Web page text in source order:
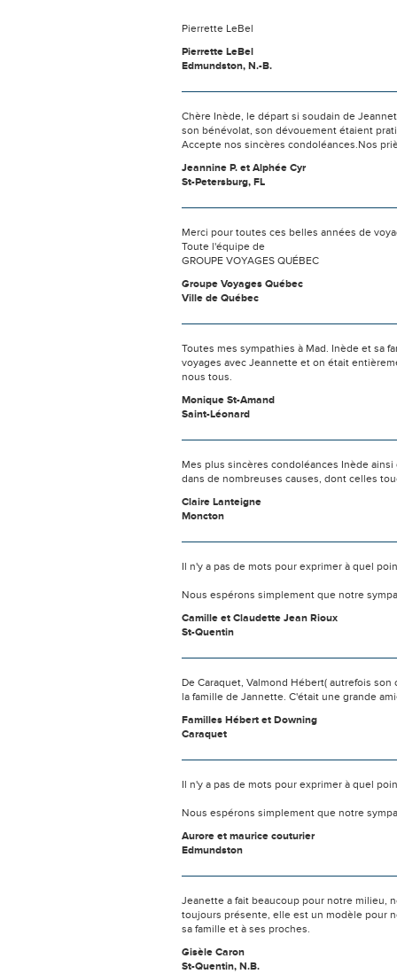
Pierrette LeBel
Pierrette LeBel
Edmundston, N.-B.
Chère Inède, le départ si soudain de
son bénévolat, son dévouement étaient
Accepte nos sincères condoléances.Nos
Jeannine P. et Alphée Cyr
St-Petersburg, FL
Merci pour toutes ces belles années de
Toute l'équipe de
GROUPE VOYAGES QUÉBEC
Groupe Voyages Québec
Ville de Québec
Toutes mes sympathies à Mad. Inède et sa
voyages avec Jeannette et on était
nous tous.
Monique St-Amand
Saint-Léonard
Mes plus sincères condoléances Inède
dans de nombreuses causes, dont celles
Claire Lanteigne
Moncton
Il n'y a pas de mots pour exprimer à quel
Nous espérons simplement que notre
Camille et Claudette Jean Rioux
St-Quentin
De Caraquet, Valmond Hébert( autrefois
la famille de Jannette. C'était une grande
Familles Hébert et Downing
Caraquet
Il n'y a pas de mots pour exprimer à quel
Nous espérons simplement que notre
Aurore et maurice couturier
Edmundston
Jeanette a fait beaucoup pour notre milieu,
toujours présente, elle est un modèle pour
sa famille et à ses proches.
Gisèle Caron
St-Quentin, N.B.